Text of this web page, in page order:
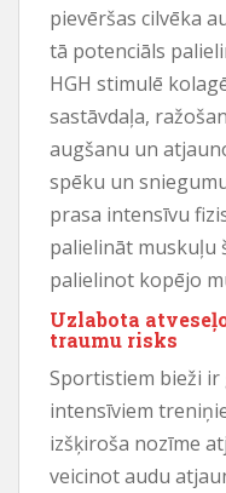
pievēršas cilvēka
tā potenciāls
HGH stimulē
sastāvdaļa,
augšanu un
spēku un
prasa intensīvu
palielināt muskuļu
palielinot kopējo
Uzlabota
traumu risks
Sportistiem bieži
intensīviem
izšķiroša nozīme
veicinot audu